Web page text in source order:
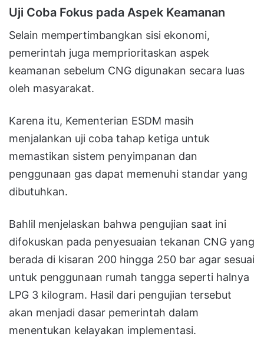
Uji Coba Fokus pada Aspek Keamanan
Selain mempertimbangkan sisi ekonomi,
pemerintah juga memprioritaskan aspek
keamanan sebelum CNG digunakan secara luas
oleh masyarakat.
Karena itu, Kementerian ESDM masih
menjalankan uji coba tahap ketiga untuk
memastikan sistem penyimpanan dan
penggunaan gas dapat memenuhi standar yang
dibutuhkan.
Bahlil menjelaskan bahwa pengujian saat ini
difokuskan pada penyesuaian tekanan CNG yang
berada di kisaran 200 hingga 250 bar agar sesuai
untuk penggunaan rumah tangga seperti halnya
LPG 3 kilogram. Hasil dari pengujian tersebut
akan menjadi dasar pemerintah dalam
menentukan kelayakan implementasi.